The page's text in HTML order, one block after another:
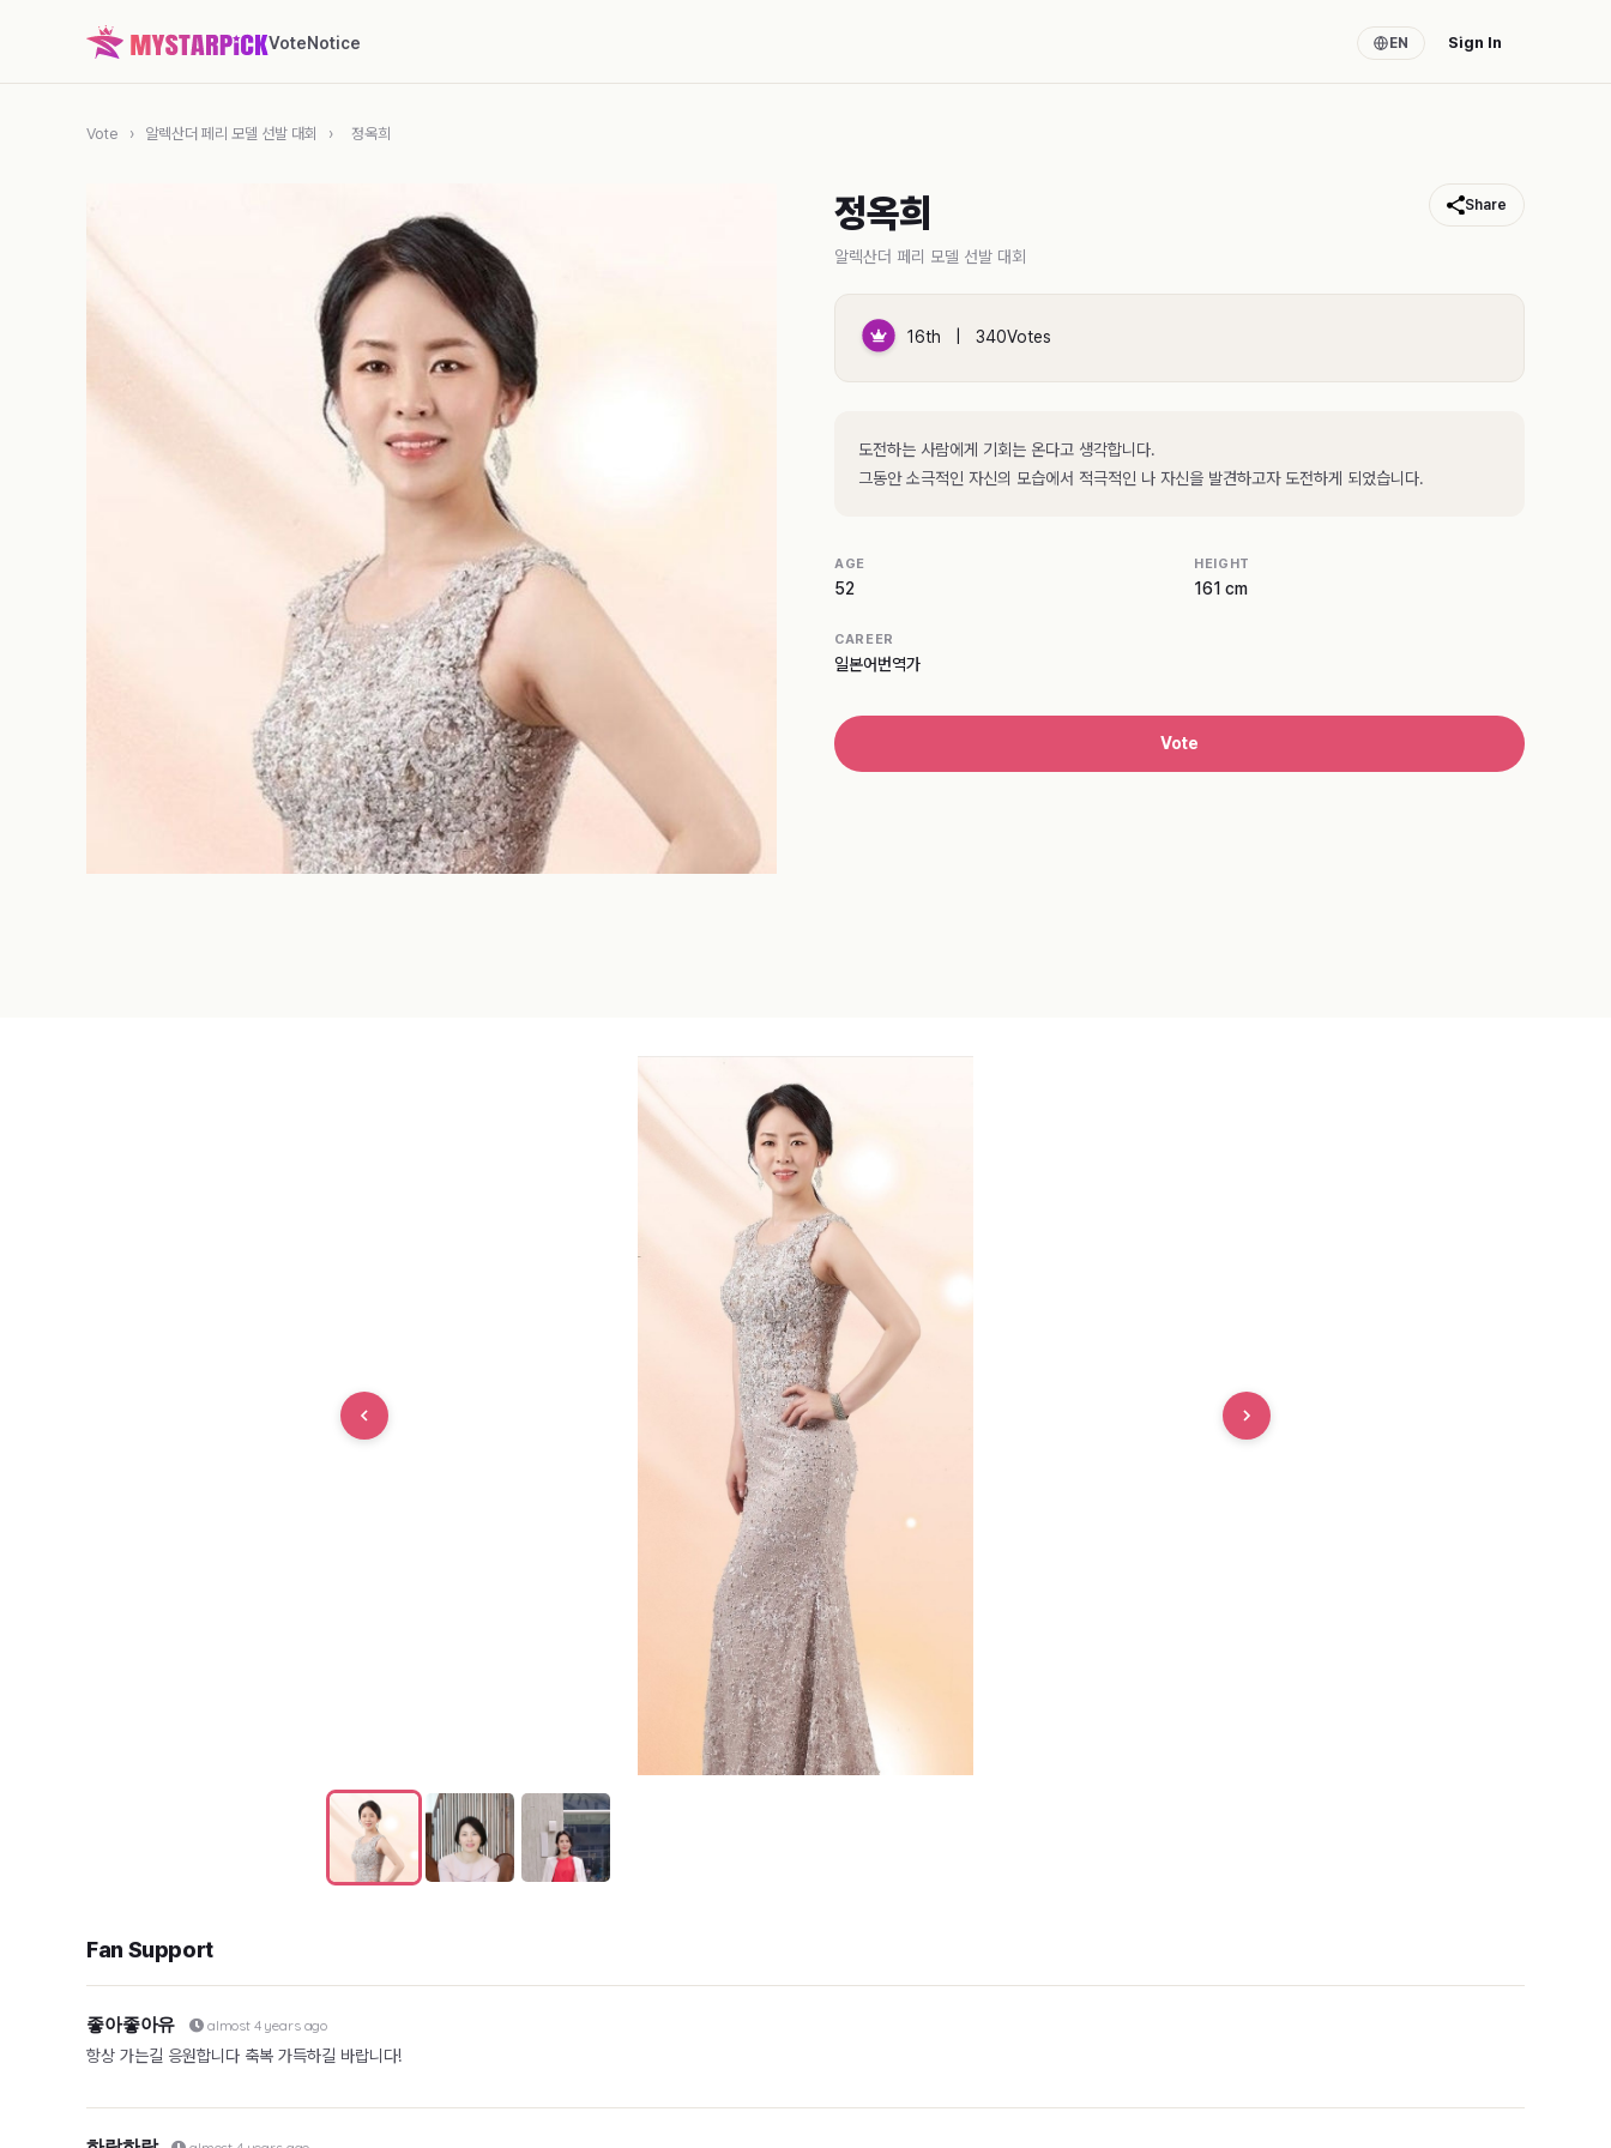
VoteNotice EN Sign In
Vote › 알렉산더 페리 모델 선발 대회 › 정옥희
정옥희 Share
알렉산더 페리 모델 선발 대회
16th | 340Votes
도전하는 사람에게 기회는 온다고 생각합니다.
그동안 소극적인 자신의 모습에서 적극적인 나 자신을 발견하고자 도전하게 되었습니다.
AGE
52
HEIGHT
161 cm
CAREER
일본어번역가
Vote
Fan Support
좋아좋아유 almost 4 years ago
항상 가는길 응원합니다 축복 가득하길 바랍니다!